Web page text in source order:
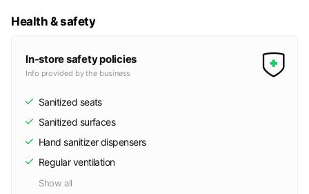
Health & safety
In-store safety policies
Info provided by the business
Sanitized seats
Sanitized surfaces
Hand sanitizer dispensers
Regular ventilation
Show all